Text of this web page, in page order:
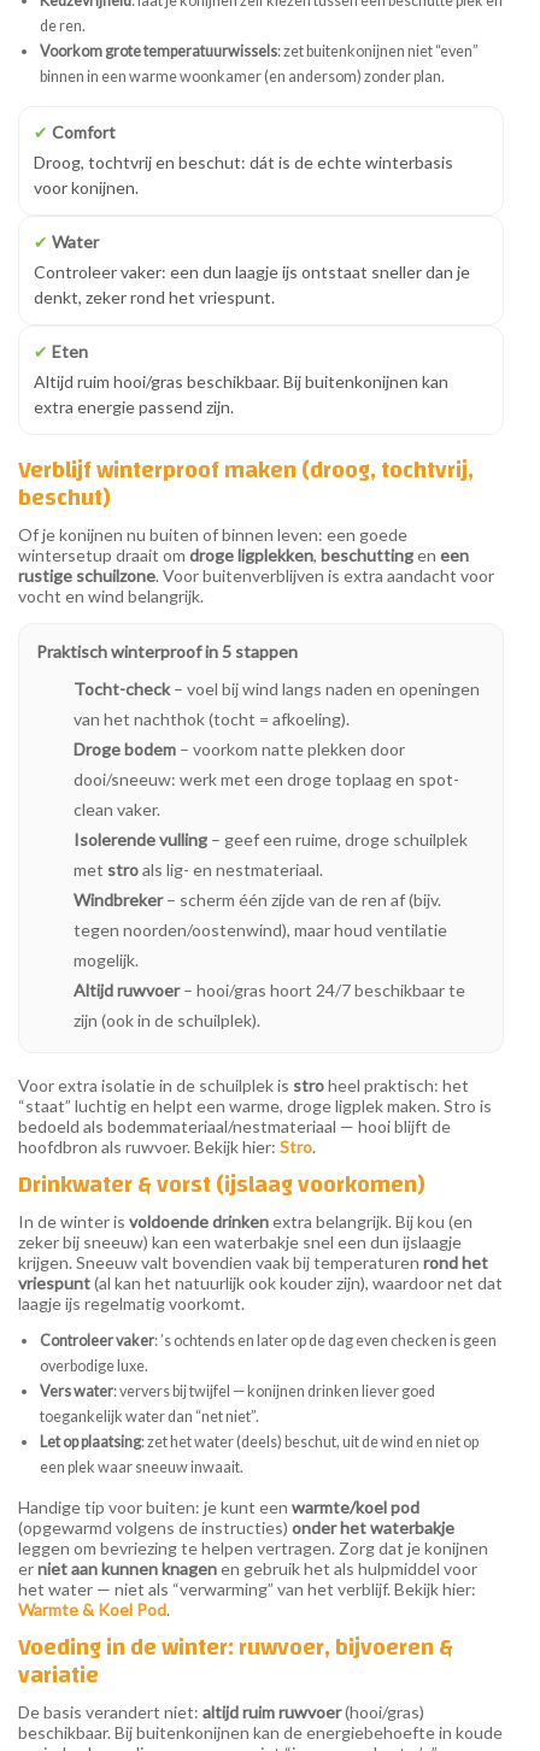
de ren.
Voorkom grote temperatuurwissels: zet buitenkonijnen niet “even”
binnen in een warme woonkamer (en andersom) zonder plan.
✔ Comfort
Droog, tochtvrij en beschut: dát is de echte winterbasis
voor konijnen.
✔ Water
Controleer vaker: een dun laagje ijs ontstaat sneller dan je
denkt, zeker rond het vriespunt.
✔ Eten
Altijd ruim hooi/gras beschikbaar. Bij buitenkonijnen kan
extra energie passend zijn.
Verblijf winterproof maken (droog, tochtvrij,
beschut)
Of je konijnen nu buiten of binnen leven: een goede
wintersetup draait om droge ligplekken, beschuttingen een
rustige schuilzone. Voor buitenverblijven is extra aandacht voor
vocht en wind belangrijk.
Praktisch winterproof in 5 stappen
Tocht-check– voel bij wind langs naden en openingen
van het nachthok (tocht = afkoeling).
Droge bodem – voorkom natte plekken door
dooi/sneeuw: werk met een droge toplaag en spot-
clean vaker.
Isolerende vulling – geef een ruime, droge schuilplek
met stroals lig- en nestmateriaal.
Windbreker– scherm één zijde van de ren af (bijv.
tegen noorden/oostenwind), maar houd ventilatie
mogelijk.
Altijd ruwvoer– hooi/gras hoort 24/7 beschikbaar te
zijn (ook in de schuilplek).
Voor extra isolatie in de schuilplek is stroheel praktisch: het
“staat” luchtig en helpt een warme, droge ligplek maken. Stro is
bedoeld als bodemmateriaal/nestmateriaal — hooi blijft de
hoofdbron als ruwvoer. Bekijk hier: Stro.
Drinkwater & vorst (ijslaag voorkomen)
In de winter is voldoende drinkenextra belangrijk. Bij kou (en
zeker bij sneeuw) kan een waterbakje snel een dun ijslaagje
krijgen. Sneeuw valt bovendien vaak bij temperaturen rond het
vriespunt(al kan het natuurlijk ook kouder zijn), waardoor net dat
laagje ijs regelmatig voorkomt.
Controleer vaker: ’s ochtends en later op de dag even checken is geen
overbodige luxe.
Vers water: ververs bij twijfel — konijnen drinken liever goed
toegankelijk water dan “net niet”.
Let op plaatsing: zet het water (deels) beschut, uit de wind en niet op
een plek waar sneeuw inwaait.
Handige tip voor buiten: je kunt een warmte/koel pod
(opgewarmd volgens de instructies) onder het waterbakje
leggen om bevriezing te helpen vertragen. Zorg dat je konijnen
erniet aan kunnen knagenen gebruik het als hulpmiddel voor
het water — niet als “verwarming” van het verblijf. Bekijk hier:
Warmte & Koel Pod.
Voeding in de winter: ruwvoer, bijvoeren &
variatie
De basis verandert niet: altijd ruim ruwvoer(hooi/gras)
beschikbaar. Bij buitenkonijnen kan de energiebehoefte in koude